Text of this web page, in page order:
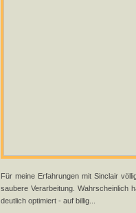
Für meine Erfahrungen mit Sinclair
saubere Verarbeitung. Wahrscheinlich
deutlich optimiert - auf billig...